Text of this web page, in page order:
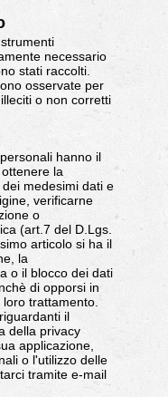
necessario
stati raccolti.
osservate per
o non corretti
hanno il
la
medesimi dati e
verificarne
o
(art.7 del D.Lgs.
articolo si ha il
la
o il blocco dei dati
di opporsi in
trattamento.
il
della privacy
applicazione,
o l'utilizzo delle
tramite e-mail